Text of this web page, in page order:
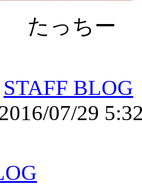
たっちー
STAFF BLOG
07/29